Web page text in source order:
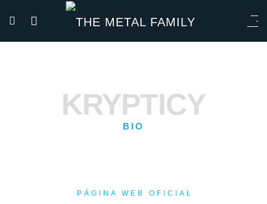
KRYPTICY
BIO
PÁGINA WEB OFICIAL